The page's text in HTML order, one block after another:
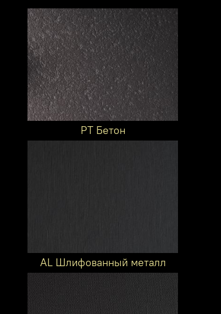
PT Бетон
AL Шлифованный металл